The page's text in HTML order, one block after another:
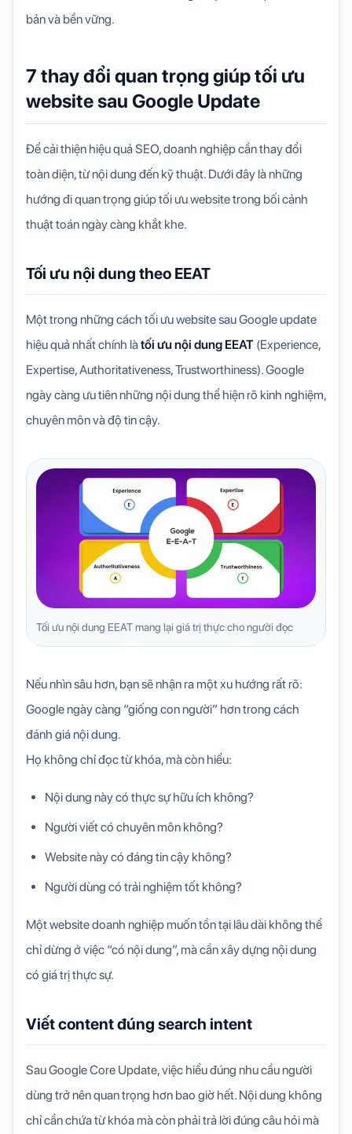
bản và bền vững.
7 thay đổi quan trọng giúp tối ưu
website sau Google Update
Để cải thiện hiệu quả SEO, doanh nghiệp cần thay đổi
toàn diện, từ nội dung đến kỹ thuật. Dưới đây là những
hướng đi quan trọng giúp tối ưu website trong bối cảnh
thuật toán ngày càng khắt khe.
Tối ưu nội dung theo EEAT
Một trong những cách tối ưu website sau Google update
hiệu quả nhất chính làtối ưu nội dung EEAT (Experience,
Expertise, Authoritativeness, Trustworthiness). Google
ngày càng ưu tiên những nội dung thể hiện rõ kinh nghiệm,
chuyên môn và độ tin cậy.
Tối ưu nội dung EEAT mang lại giá trị thực cho người đọc
Nếu nhìn sâu hơn, bạn sẽ nhận ra một xu hướng rất rõ:
Google ngày càng “giống con người” hơn trong cách
đánh giá nội dung.
Họ không chỉ đọc từ khóa, mà còn hiểu:
Nội dung này có thực sự hữu ích không?
Người viết có chuyên môn không?
Website này có đáng tin cậy không?
Người dùng có trải nghiệm tốt không?
Một website doanh nghiệp muốn tồn tại lâu dài không thể
chỉ dừng ở việc “có nội dung”, mà cần xây dựng nội dung
có giá trị thực sự.
Viết content đúng search intent
Sau Google Core Update, việc hiểu đúng nhu cầu người
dùng trở nên quan trọng hơn bao giờ hết. Nội dung không
chỉ cần chứa từ khóa mà còn phải trả lời đúng câu hỏi mà